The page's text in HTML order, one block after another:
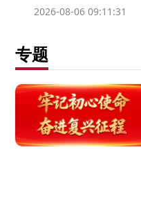
2026-08-06 09:11:31
专题